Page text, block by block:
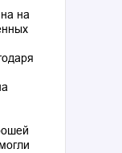
на